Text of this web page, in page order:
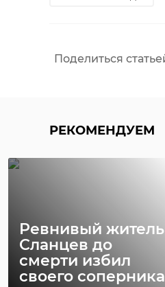
Поделиться
РЕКОМЕНДУЕМ
Ревнивый житель
Сланцев до
смерти избил
своего соперника
задержание
Двух